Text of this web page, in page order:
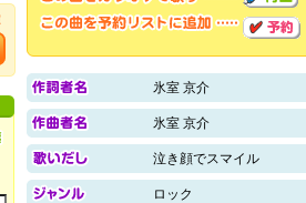
氷室 京介
氷室 京介
泣き顔でスマイル
ロック